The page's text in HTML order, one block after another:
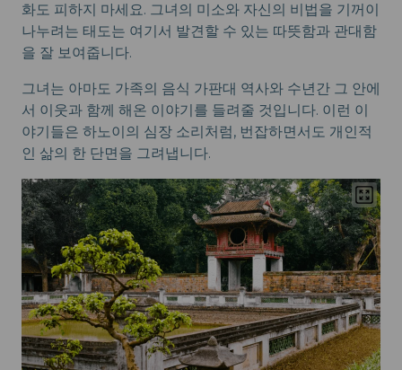
화도 피하지 마세요. 그녀의 미소와 자신의 비법을 기꺼이
나누려는 태도는 여기서 발견할 수 있는 따뜻함과 관대함
을 잘 보여줍니다.
그녀는 아마도 가족의 음식 가판대 역사와 수년간 그 안에
서 이웃과 함께 해온 이야기를 들려줄 것입니다. 이런 이
야기들은 하노이의 심장 소리처럼, 번잡하면서도 개인적
인 삶의 한 단면을 그려냅니다.